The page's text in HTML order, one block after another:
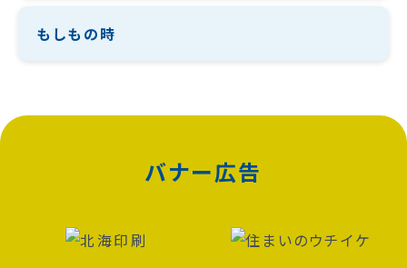
もしもの時
バナー広告